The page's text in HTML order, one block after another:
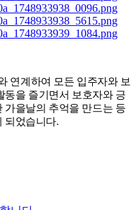
연계하여 모든 입주자와 보
동을 즐기면서 보호자와 긍
가을날의 추억을 만드는 등
되었습니다.